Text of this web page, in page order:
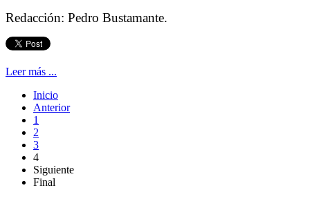
Redacción: Pedro Bustamante.
Leer más ...
Inicio
Anterior
1
2
3
4
Siguiente
Final